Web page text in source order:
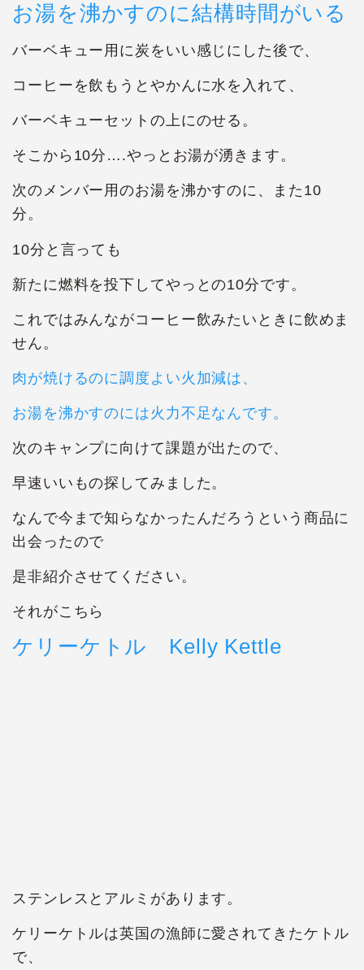
お湯を沸かすのに結構時間がいる
バーベキュー用に炭をいい感じにした後で、
コーヒーを飲もうとやかんに水を入れて、
バーベキューセットの上にのせる。
そこから10分….やっとお湯が湧きます。
次のメンバー用のお湯を沸かすのに、また10
分。
10分と言っても
新たに燃料を投下してやっとの10分です。
これではみんながコーヒー飲みたいときに飲めま
せん。
肉が焼けるのに調度よい火加減は、
お湯を沸かすのには火力不足なんです。
次のキャンプに向けて課題が出たので、
早速いいもの探してみました。
なんで今まで知らなかったんだろうという商品に
出会ったので
是非紹介させてください。
それがこちら
ケリーケトル Kelly Kettle
ステンレスとアルミがあります。
ケリーケトルは英国の漁師に愛されてきたケトル
で、